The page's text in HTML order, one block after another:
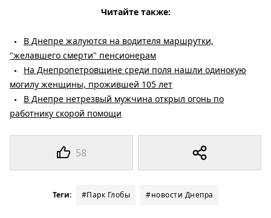
58
Читайте также:
В Днепре жалуются на водителя маршрутки,
"желавшего смерти" пенсионерам
На Днепропетровщине среди поля нашли одинокую
могилу женщины, прожившей 105 лет
В Днепре нетрезвый мужчина открыл огонь по
работнику скорой помощи
Теги: #Парк Глобы #новости Днепра